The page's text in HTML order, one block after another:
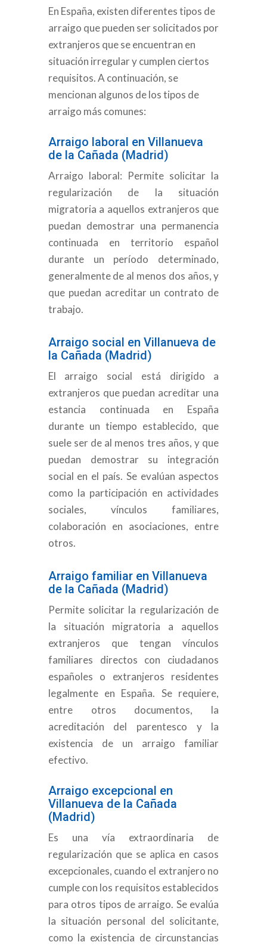
En España, existen diferentes tipos de
arraigo que pueden ser solicitados por
extranjeros que se encuentran en
situación irregular y cumplen ciertos
requisitos. A continuación, se
mencionan algunos de los tipos de
arraigo más comunes:
Arraigo laboral en Villanueva
de la Cañada (Madrid)
Arraigo laboral: Permite solicitar la
regularización de la situación
migratoria a aquellos extranjeros que
puedan demostrar una permanencia
continuada en territorio español
durante un período determinado,
generalmente de al menos dos años, y
que puedan acreditar un contrato de
trabajo.
Arraigo social en Villanueva de
la Cañada (Madrid)
El arraigo social está dirigido a
extranjeros que puedan acreditar una
estancia continuada en España
durante un tiempo establecido, que
suele ser de al menos tres años, y que
puedan demostrar su integración
social en el país. Se evalúan aspectos
como la participación en actividades
sociales, vínculos familiares,
colaboración en asociaciones, entre
otros.
Arraigo familiar en Villanueva
de la Cañada (Madrid)
Permite solicitar la regularización de
la situación migratoria a aquellos
extranjeros que tengan vínculos
familiares directos con ciudadanos
españoles o extranjeros residentes
legalmente en España. Se requiere,
entre otros documentos, la
acreditación del parentesco y la
existencia de un arraigo familiar
efectivo.
Arraigo excepcional en
Villanueva de la Cañada
(Madrid)
Es una vía extraordinaria de
regularización que se aplica en casos
excepcionales, cuando el extranjero no
cumple con los requisitos establecidos
para otros tipos de arraigo. Se evalúa
la situación personal del solicitante,
como la existencia de circunstancias